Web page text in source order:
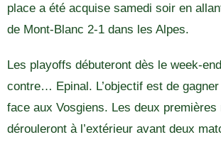
place a été acquise samedi soir en
de Mont-Blanc 2-1 dans les Alpes.
Les playoffs débuteront dès le week-
contre… Epinal. L’objectif est de
face aux Vosgiens. Les deux
dérouleront à l’extérieur avant deux